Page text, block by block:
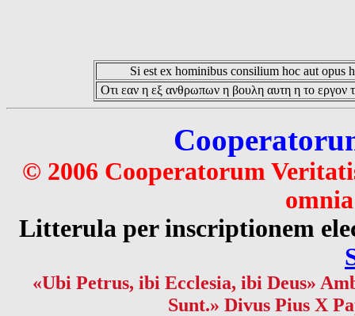
Si est ex hominibus consilium hoc aut opus
Οτι εαν η εξ ανθρωπων η βουλη αυτη η το εργον
© 2006 Cooperatorum
Litterula per inscriptionem
«Ubi Petrus, ibi Ecclesia, ibi Deus»
Sunt.» Divus Pius X